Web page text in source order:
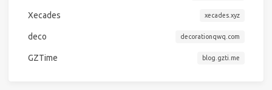
Xecades xecades.xyz
deco decorationqwq.com
GZTime blog.gzti.me